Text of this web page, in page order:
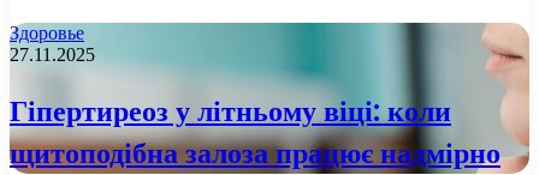
Здоровье
27.11.2025
Гіпертиреоз у літньому віці: коли
щитоподібна залоза працює надмірно